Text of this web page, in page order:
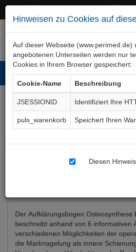
Hinweisen zu Cookies auf
Auf dieser Webseite (www.perimed.de)
angebotenen Unterseiten werden nur
Cookies in Ihrem Browser gespeichert:
Cookie-Name
Beschreibung
JSESSIONID
Identifiziert Ihre
puls_warenkorb
Speichert Ihren
Diesen
Osteosynthese
Aufklärungsbogen
Der Aufklärungsbogen Osteosynthese
beschreibt anhand von 6 informativen
verschiedenen Möglichkeiten der
die Marknagelung als innere